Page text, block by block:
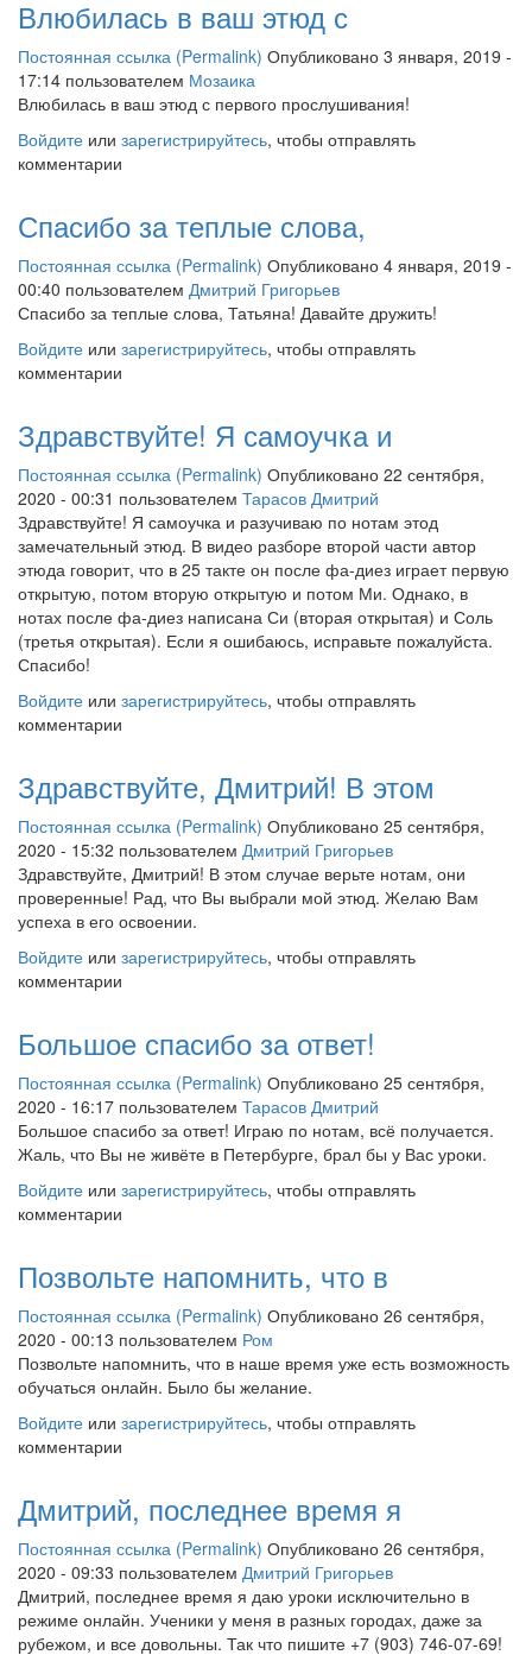
Влюбилась в ваш этюд с
Постоянная ссылка (Permalink) Опубликовано 3 января, 2019 -
17:14 пользователем Мозаика
Влюбилась в ваш этюд с первого прослушивания!
Войдите или зарегистрируйтесь, чтобы отправлять
комментарии
Спасибо за теплые слова,
Постоянная ссылка (Permalink) Опубликовано 4 января, 2019 -
00:40 пользователем Дмитрий Григорьев
Спасибо за теплые слова, Татьяна! Давайте дружить!
Войдите или зарегистрируйтесь, чтобы отправлять
комментарии
Здравствуйте! Я самоучка и
Постоянная ссылка (Permalink) Опубликовано 22 сентября,
2020 - 00:31 пользователем Тарасов Дмитрий
Здравствуйте! Я самоучка и разучиваю по нотам этод
замечательный этюд. В видео разборе второй части автор
этюда говорит, что в 25 такте он после фа-диез играет первую
открытую, потом вторую открытую и потом Ми. Однако, в
нотах после фа-диез написана Си (вторая открытая) и Соль
(третья открытая). Если я ошибаюсь, исправьте пожалуйста.
Спасибо!
Войдите или зарегистрируйтесь, чтобы отправлять
комментарии
Здравствуйте, Дмитрий! В этом
Постоянная ссылка (Permalink) Опубликовано 25 сентября,
2020 - 15:32 пользователем Дмитрий Григорьев
Здравствуйте, Дмитрий! В этом случае верьте нотам, они
проверенные! Рад, что Вы выбрали мой этюд. Желаю Вам
успеха в его освоении.
Войдите или зарегистрируйтесь, чтобы отправлять
комментарии
Большое спасибо за ответ!
Постоянная ссылка (Permalink) Опубликовано 25 сентября,
2020 - 16:17 пользователем Тарасов Дмитрий
Большое спасибо за ответ! Играю по нотам, всё получается.
Жаль, что Вы не живёте в Петербурге, брал бы у Вас уроки.
Войдите или зарегистрируйтесь, чтобы отправлять
комментарии
Позвольте напомнить, что в
Постоянная ссылка (Permalink) Опубликовано 26 сентября,
2020 - 00:13 пользователем Ром
Позвольте напомнить, что в наше время уже есть возможность
обучаться онлайн. Было бы желание.
Войдите или зарегистрируйтесь, чтобы отправлять
комментарии
Дмитрий, последнее время я
Постоянная ссылка (Permalink) Опубликовано 26 сентября,
2020 - 09:33 пользователем Дмитрий Григорьев
Дмитрий, последнее время я даю уроки исключительно в
режиме онлайн. Ученики у меня в разных городах, даже за
рубежом, и все довольны. Так что пишите +7 (903) 746-07-69!